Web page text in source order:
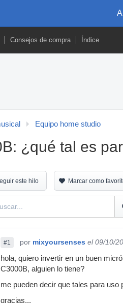
Consejos de compra Índice
Equipo home studio
¿qué tal es
este hilo Marcar como
#1 por mixyoursenses el 09/10/
hola, quiero invertir en un buen
C3000B, alguien lo tiene?
me pueden decir que tales para uso
gracias...